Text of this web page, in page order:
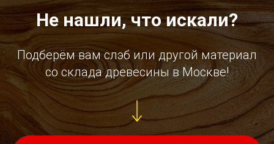
Не нашли, что искали?
Подберём вам слэб или другой материал
со склада древесины в Москве!